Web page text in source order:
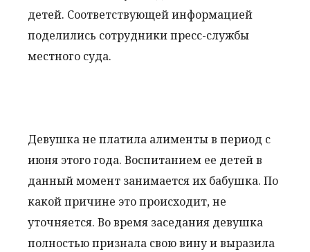
детей. Соответствующей информацией
поделились сотрудники пресс-службы
местного суда.
Девушка не платила алименты в период с
июня этого года. Воспитанием ее детей в
данный момент занимается их бабушка. По
какой причине это происходит, не
уточняется. Во время заседания девушка
полностью признала свою вину и выразила